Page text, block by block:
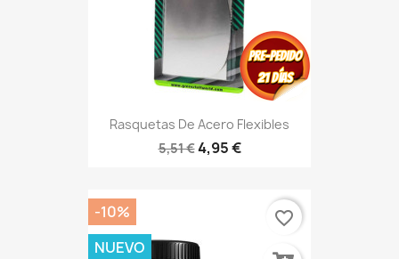
Rasquetas De Acero Flexibles
5,51 €4,95 €
-10%
NUEVO
favorite_border